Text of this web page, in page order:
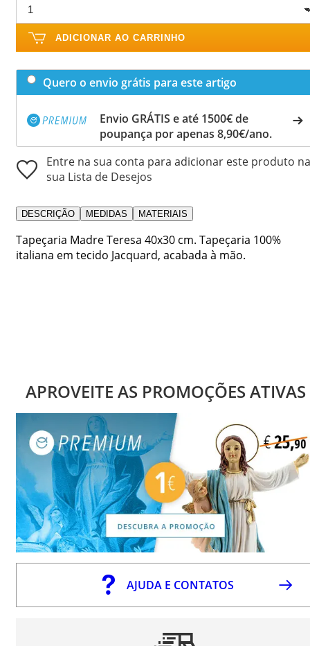
ADICIONAR AO CARRINHO
Quero o envio grátis para este artigo
Envio GRÁTIS e até 1500€ de
poupança por apenas 8,90€/ano.
Entre na sua conta para adicionar este produto na
sua Lista de Desejos
DESCRIÇÃO MEDIDAS MATERIAIS
Tapeçaria Madre Teresa 40x30 cm. Tapeçaria 100%
italiana em tecido Jacquard, acabada à mão.
APROVEITE AS PROMOÇÕES ATIVAS
AJUDA E CONTATOS